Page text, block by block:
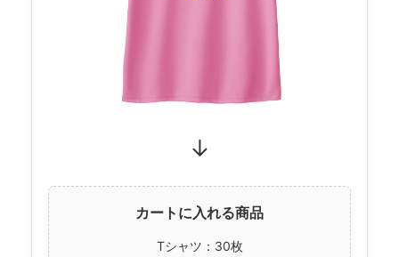
↓
カートに入れる商品
Tシャツ：30枚